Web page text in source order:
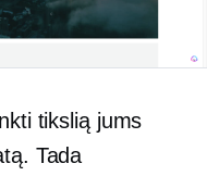
tikslią jums
Tada